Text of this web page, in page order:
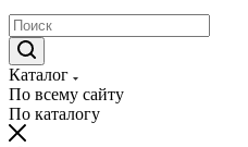
Каталог
По всему сайту
По каталогу